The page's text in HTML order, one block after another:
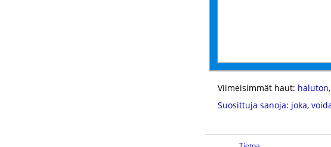
Viimeisimmät haut: haluton,
Suosittuja sanoja: joka,